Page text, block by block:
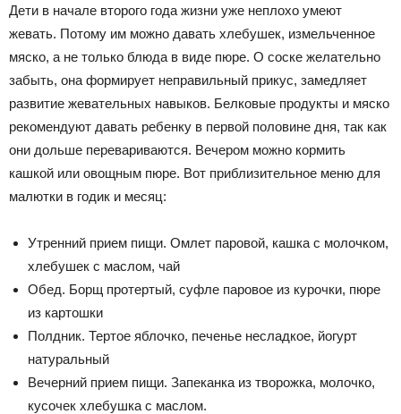
Дети в начале второго года жизни уже неплохо умеют
жевать. Потому им можно давать хлебушек, измельченное
мяско, а не только блюда в виде пюре. О соске желательно
забыть, она формирует неправильный прикус, замедляет
развитие жевательных навыков. Белковые продукты и мяско
рекомендуют давать ребенку в первой половине дня, так как
они дольше перевариваются. Вечером можно кормить
кашкой или овощным пюре. Вот приблизительное меню для
малютки в годик и месяц:
Утренний прием пищи. Омлет паровой, кашка с молочком,
хлебушек с маслом, чай
Обед. Борщ протертый, суфле паровое из курочки, пюре
из картошки
Полдник. Тертое яблочко, печенье несладкое, йогурт
натуральный
Вечерний прием пищи. Запеканка из творожка, молочко,
кусочек хлебушка с маслом.